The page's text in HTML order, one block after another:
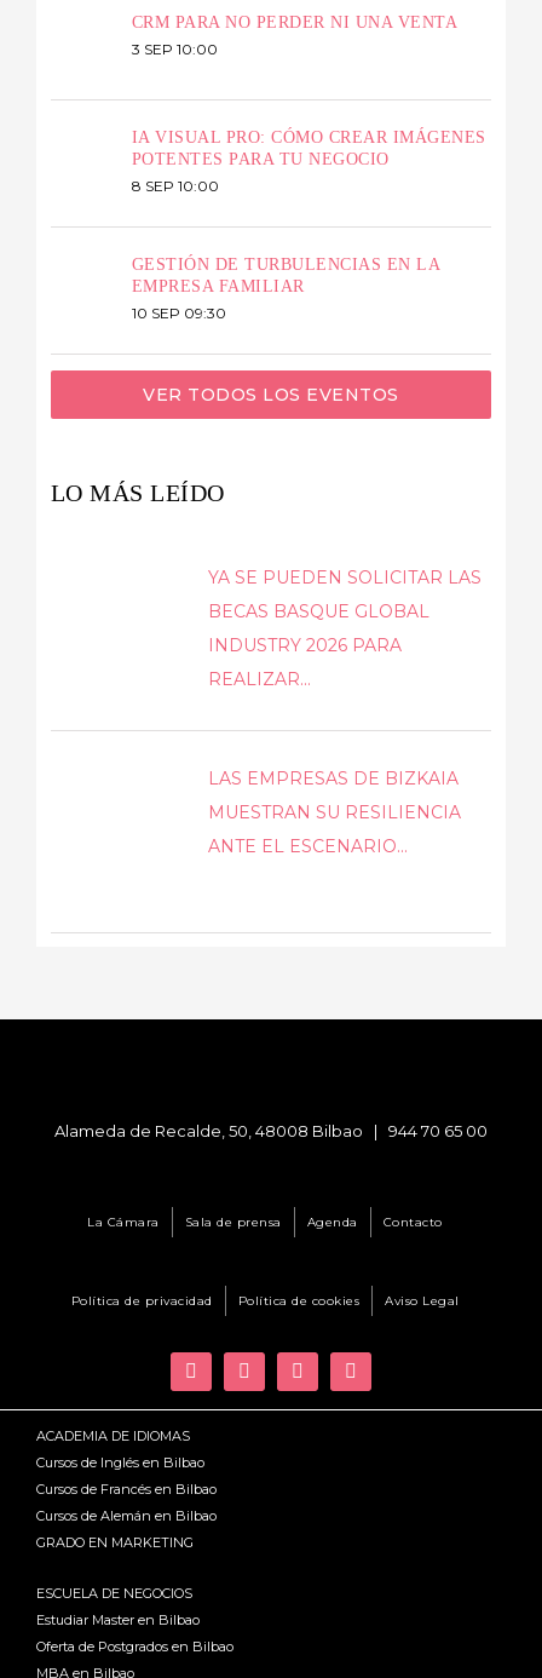
CRM PARA NO PERDER NI UNA VENTA
3 SEP 10:00
IA VISUAL PRO: CÓMO CREAR IMÁGENES
POTENTES PARA TU NEGOCIO
8 SEP 10:00
GESTIÓN DE TURBULENCIAS EN LA
EMPRESA FAMILIAR
10 SEP 09:30
VER TODOS LOS EVENTOS
LO MÁS LEÍDO
YA SE PUEDEN SOLICITAR LAS
BECAS BASQUE GLOBAL
INDUSTRY 2026 PARA
REALIZAR...
LAS EMPRESAS DE BIZKAIA
MUESTRAN SU RESILIENCIA
ANTE EL ESCENARIO...
Alameda de Recalde, 50, 48008 Bilbao | 944 70 65 00
La Cámara Sala de prensa Agenda Contacto
Política de privacidad Política de cookies Aviso Legal
ACADEMIA DE IDIOMAS
Cursos de Inglés en Bilbao
Cursos de Francés en Bilbao
Cursos de Alemán en Bilbao
GRADO EN MARKETING
ESCUELA DE NEGOCIOS
Estudiar Master en Bilbao
Oferta de Postgrados en Bilbao
MBA en Bilbao